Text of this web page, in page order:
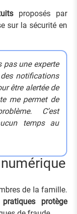
proposés par
sur la sécurité en
pas une experte
notifications
être alertée de
me permet de
C’est
temps au
de la famille.
protège